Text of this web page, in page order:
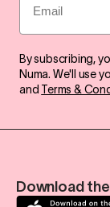
By subscribing,
Numa. We'll use
and Terms &
Download